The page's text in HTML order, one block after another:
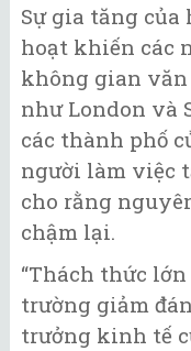
Sự gia tăng
hoạt khiến các
không gian
như London và
các thành phố
người làm việc
cho rằng
chậm lại.
“Thách thức
trường giảm
trưởng kinh tế